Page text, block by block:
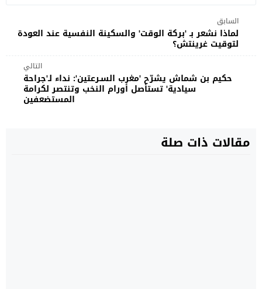
السابق
لماذا نشعر بـ 'بركة الوقت' والسكينة النفسية عند العودة
لتوقيت غرينتش؟
التالي
حكيم بن شماش يشرّح 'مغرب السـرعتين': نداء لـ'جراحة
سيادية' تستأصل أورام النخب وتنتصر لكرامة
المستضعفين
مقالات ذات صلة